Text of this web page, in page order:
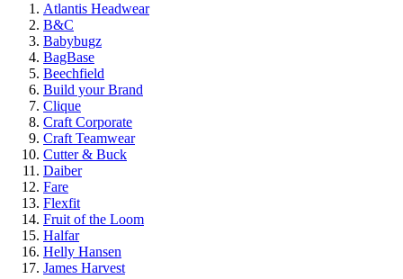
Atlantis Headwear
B&C
Babybugz
BagBase
Beechfield
Build your Brand
Clique
Craft Corporate
Craft Teamwear
Cutter & Buck
Daiber
Fare
Flexfit
Fruit of the Loom
Halfar
Helly Hansen
James Harvest